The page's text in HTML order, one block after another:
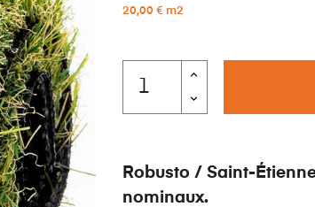
20,00 € m2
Robusto / Saint-
nominaux.